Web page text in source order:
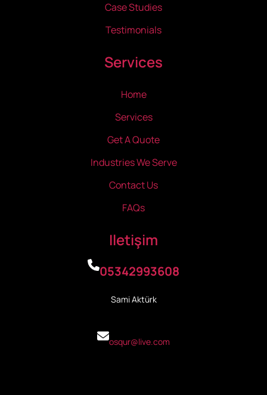
Case Studies
Testimonials
Services
Home
Services
Get A Quote
Industries We Serve
Contact Us
FAQs
Iletişim
05342993608
Sami Aktürk
osqur@live.com